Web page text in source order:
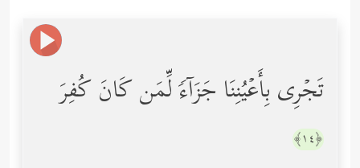
تَجۡرِی بِأَعۡیُنِنَا جَزَاۤءࣰ لِّمَن كَانَ كُفِرَ
﴿١٤﴾